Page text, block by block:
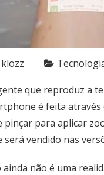
klozz
que reproduz a
é feita
pinçar para aplicar
vendido nas
não é uma